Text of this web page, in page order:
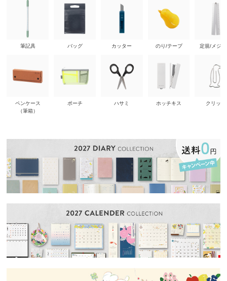
筆記具
ペンケース
（筆箱）
バッグ
ポーチ
カッター
ハサミ
のり/テープ
ホッチキス
定規/メジ
クリップ